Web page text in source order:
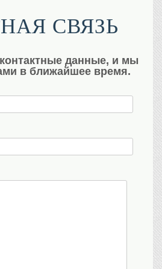
СВЯЗЬ
данные, и мы
в ближайшее время.